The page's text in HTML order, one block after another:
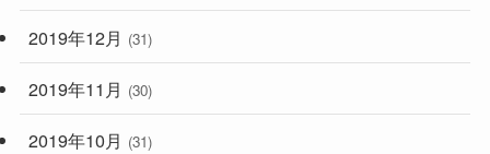
2019年12月 (31)
2019年11月 (30)
2019年10月 (31)